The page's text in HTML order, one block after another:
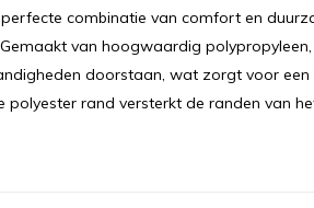
combinatie van comfort en
van hoogwaardig
doorstaan, wat zorgt voor een
polyester rand versterkt de randen van